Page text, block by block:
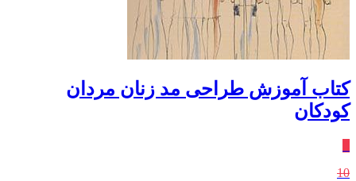
کتاب آموزش طراحی مد زنان مردان
کودکان
10